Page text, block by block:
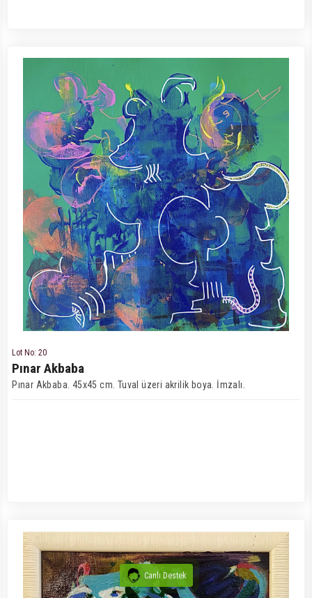
Lot No: 20
Pınar Akbaba
Pınar Akbaba. 45x45 cm. Tuval üzeri akrilik boya. İmzalı.
Canlı Destek